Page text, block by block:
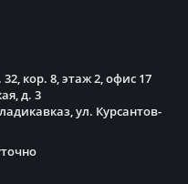
кор. 8, этаж 2, офис 17
д. 3
ул. Курсантов-